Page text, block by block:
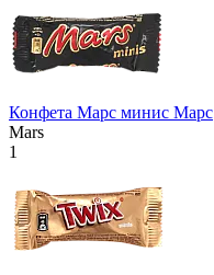
Конфета Марс минис Марс
Mars
1